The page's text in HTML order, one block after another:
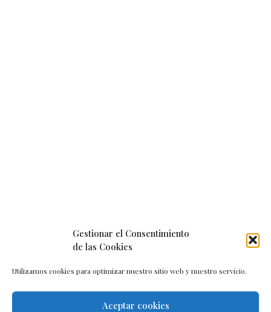
Gestionar el Consentimiento
de las Cookies
Utilizamos cookies para optimizar nuestro sitio web y nuestro servicio.
Aceptar cookies